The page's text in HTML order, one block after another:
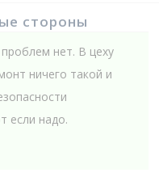
стороны
нет. В цеху
ничего такой и
если надо.